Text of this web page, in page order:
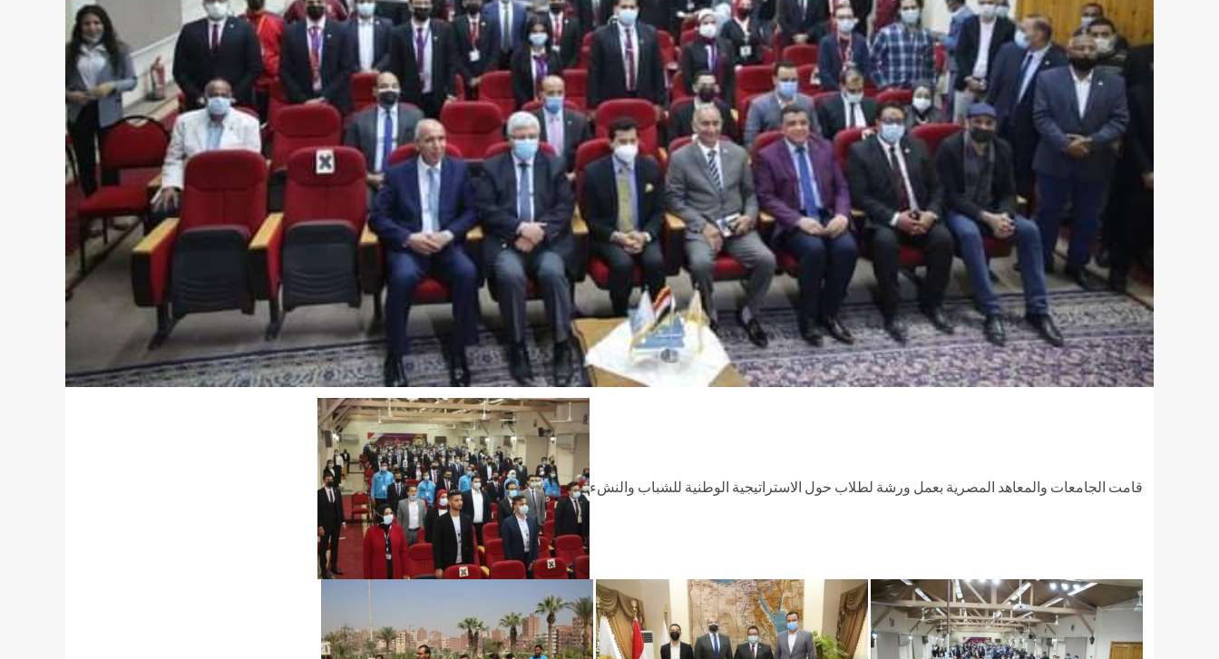
قامت الجامعات والمعاهد المصرية بعمل ورشة لطلاب حول الاستراتيجية الوطنية للشباب والنشء